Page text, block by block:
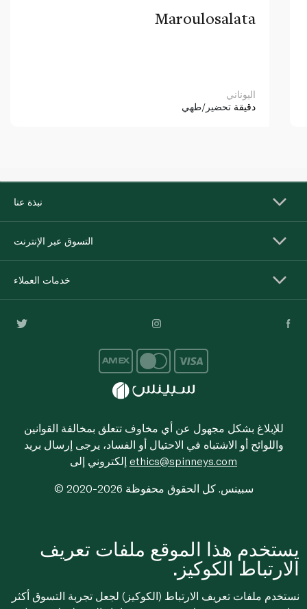
Maroulosalata
اليوناني
دقيقة تحضير/طهي
نبذة عنا
التسوق عبر الإنترنت
خدمات العملاء
للإبلاغ بشكل مجهول عن أي مخاوف تتعلق بمخالفة القوانين
واللوائح أو الاشتباه في الاحتيال أو الفساد، يرجى إرسال بريد
ethics@spinneys.com
© 2020-2026 سبينس. كل الحقوق محفوظة
يستخدم هذا الموقع ملفات تعريف
الارتباط الكوكيز.
نستخدم ملفات تعريف الارتباط (الكوكيز) لجعل تجربة التسوق أكثر